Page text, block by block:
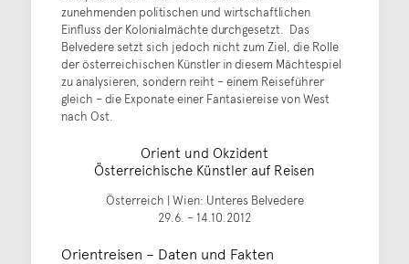
zunehmenden politischen und wirtschaftlichen
Einfluss der Kolonialmächte durchgesetzt. Das
Belvedere setzt sich jedoch nicht zum Ziel, die Rolle
der österreichischen Künstler in diesem Mächtespiel
zu analysieren, sondern reiht – einem Reiseführer
gleich – die Exponate einer Fantasiereise von West
nach Ost.
Orient und Okzident
Österreichische Künstler auf Reisen
Österreich | Wien: Unteres Belvedere
29.6. – 14.10.2012
Orientreisen – Daten und Fakten